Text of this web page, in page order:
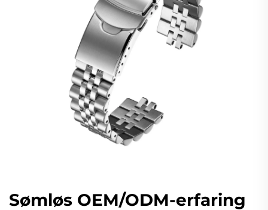
Sømløs OEM/ODM-erfaring